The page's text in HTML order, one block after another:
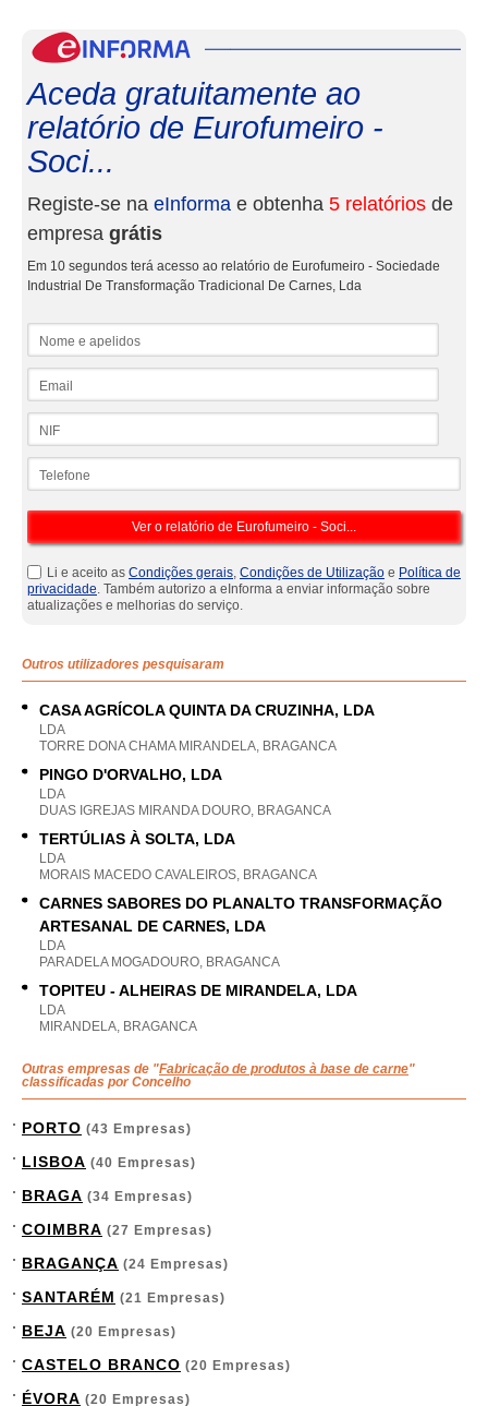
Aceda gratuitamente ao
relatório de Eurofumeiro -
Soci...
Registe-se na eInforma e obtenha 5 relatórios de
empresa grátis
Em 10 segundos terá acesso ao relatório de Eurofumeiro - Sociedade
Industrial De Transformação Tradicional De Carnes, Lda
Li e aceito as Condições gerais, Condições de Utilização e Política de
privacidade. Também autorizo a eInforma a enviar informação sobre
atualizações e melhorias do serviço.
Outros utilizadores pesquisaram
CASA AGRÍCOLA QUINTA DA CRUZINHA, LDA
LDA
TORRE DONA CHAMA MIRANDELA, BRAGANCA
PINGO D'ORVALHO, LDA
LDA
DUAS IGREJAS MIRANDA DOURO, BRAGANCA
TERTÚLIAS À SOLTA, LDA
LDA
MORAIS MACEDO CAVALEIROS, BRAGANCA
CARNES SABORES DO PLANALTO TRANSFORMAÇÃO
ARTESANAL DE CARNES, LDA
LDA
PARADELA MOGADOURO, BRAGANCA
TOPITEU - ALHEIRAS DE MIRANDELA, LDA
LDA
MIRANDELA, BRAGANCA
Outras empresas de "Fabricação de produtos à base de carne"
classificadas por Concelho
PORTO (43 Empresas)
LISBOA (40 Empresas)
BRAGA (34 Empresas)
COIMBRA (27 Empresas)
BRAGANÇA (24 Empresas)
SANTARÉM (21 Empresas)
BEJA (20 Empresas)
CASTELO BRANCO (20 Empresas)
ÉVORA (20 Empresas)